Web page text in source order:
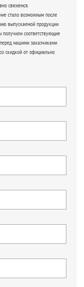
свяжемся.
стало возможным после
выпускаемой продукции
соответствующие
нашими заказчиками
скидкой от официально